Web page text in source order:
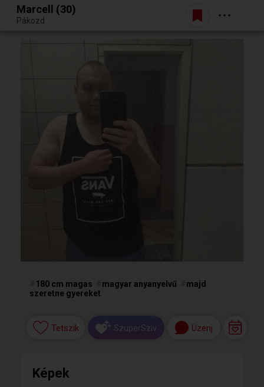
Egy jó randiból bármi lehet.
Belépés
Marcell (30)
Pákozd
180 cm magas magyar anyanyelvű
majd
szeretne gyereket
Tetszik SzuperSzív Üzenj
Képek